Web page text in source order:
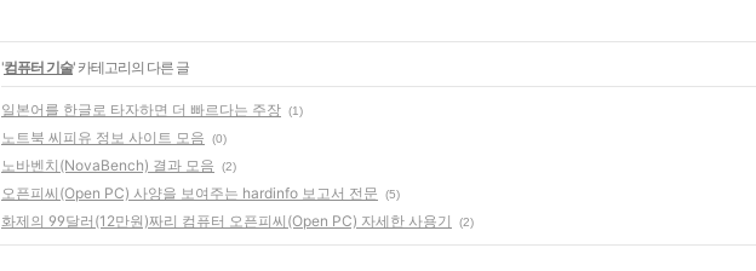
'컴퓨터 기술' 카테고리의 다른 글
일본어를 한글로 타자하면 더 빠르다는 주장 (1)
노트북 씨피유 정보 사이트 모음 (0)
노바벤치(NovaBench) 결과 모음 (2)
오픈피씨(Open PC) 사양을 보여주는 hardinfo 보고서 전문 (5)
화제의 99달러(12만원)짜리 컴퓨터 오픈피씨(Open PC) 자세한 사용기 (2)